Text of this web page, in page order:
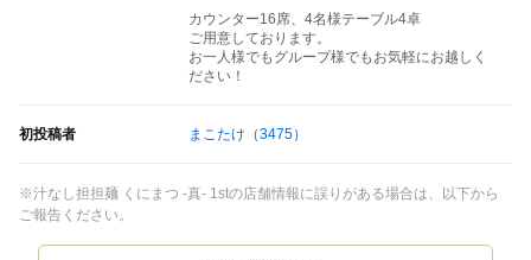
カウンター16席、4名様テーブル4卓
ご用意しております。
お一人様でもグループ様でもお気軽にお越しく
ださい！
初投稿者 まこたけ （3475）
※汁なし担担麺 くにまつ -真- 1stの店舗情報に誤りがある場合は、以下から
ご報告ください。